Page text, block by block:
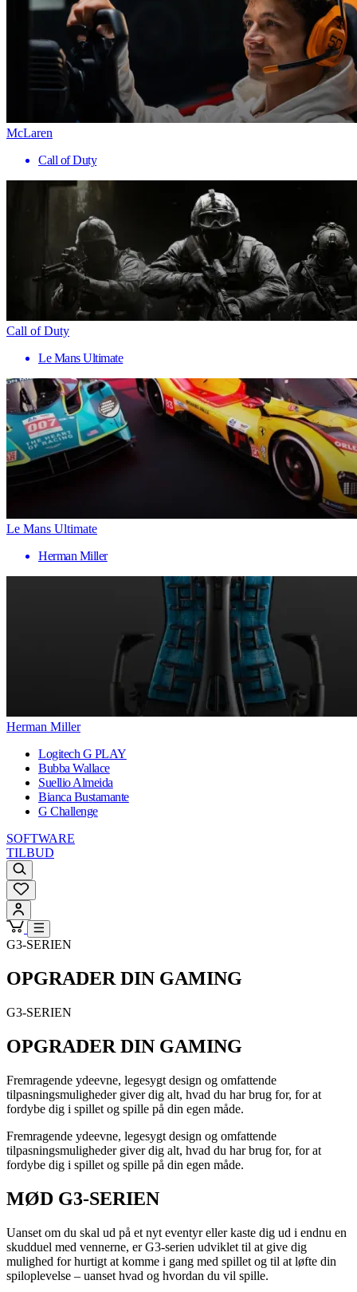
McLaren
Call of Duty
Call of Duty
Le Mans Ultimate
Le Mans Ultimate
Herman Miller
Herman Miller
Logitech G PLAY
Bubba Wallace
Suellio Almeida
Bianca Bustamante
G Challenge
SOFTWARE
TILBUD
G3-SERIEN
OPGRADER DIN GAMING
G3-SERIEN
OPGRADER DIN GAMING
Fremragende ydeevne, legesygt design og omfattende
tilpasningsmuligheder giver dig alt, hvad du har brug for, for at
fordybe dig i spillet og spille på din egen måde.
Fremragende ydeevne, legesygt design og omfattende
tilpasningsmuligheder giver dig alt, hvad du har brug for, for at
fordybe dig i spillet og spille på din egen måde.
MØD G3-SERIEN
Uanset om du skal ud på et nyt eventyr eller kaste dig ud i endnu en
skudduel med vennerne, er G3-serien udviklet til at give dig
mulighed for hurtigt at komme i gang med spillet og til at løfte din
spiloplevelse – uanset hvad og hvordan du vil spille.